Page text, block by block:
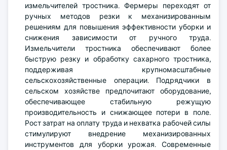
измельчителей тростника. Фермеры переходят от
ручных методов резки к механизированным
решениям для повышения эффективности уборки и
снижения зависимости от ручного труда.
Измельчители тростника обеспечивают более
быструю резку и обработку сахарного тростника,
поддерживая крупномасштабные
сельскохозяйственные операции. Подрядчики в
сельском хозяйстве предпочитают оборудование,
обеспечивающее стабильную режущую
производительность и снижающее потери в поле.
Рост затрат на оплату труда и нехватка рабочей силы
стимулируют внедрение механизированных
инструментов для уборки урожая. Современные